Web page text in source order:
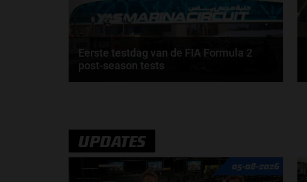
Eerste testdag van de FIA Formula 2
post-season tests
doorNoa Menheere
UPDATES
05-08-2026